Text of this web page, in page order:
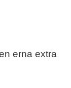
erna extra